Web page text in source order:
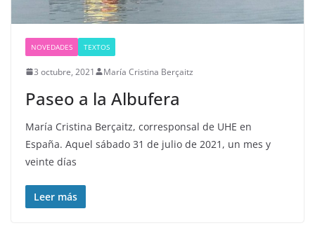
NOVEDADES TEXTOS
3 octubre, 2021 María Cristina Berçaitz
Paseo a la Albufera
María Cristina Berçaitz, corresponsal de UHE en
España. Aquel sábado 31 de julio de 2021, un mes y
veinte días
Leer más